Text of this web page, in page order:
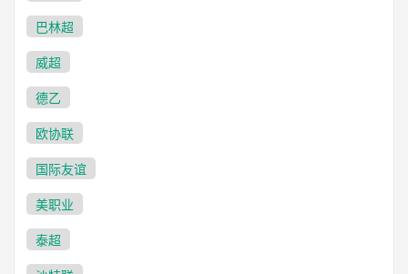
巴林超
威超
德乙
欧协联
国际友谊
美职业
泰超